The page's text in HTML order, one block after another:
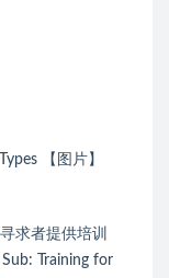
【图片】
求者提供培训
Training for